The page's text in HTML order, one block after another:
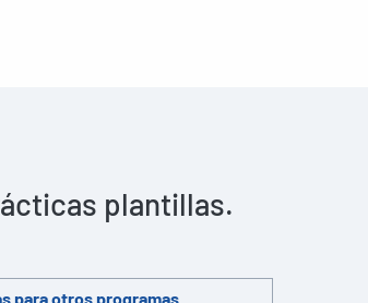
plantillas.
para otros programas